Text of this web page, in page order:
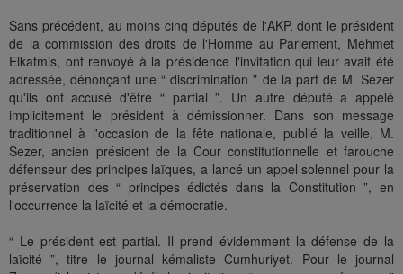
Sans précédent, au moins cinq députés de l'AKP, dont le président
de la commission des droits de l'Homme au Parlement, Mehmet
Elkatmis, ont renvoyé à la présidence l'invitation qui leur avait été
adressée, dénonçant une “ discrimination ” de la part de M. Sezer
qu'ils ont accusé d'être “ partial ”. Un autre député a appelé
implicitement le président à démissionner. Dans son message
traditionnel à l'occasion de la fête nationale, publié la veille, M.
Sezer, ancien président de la Cour constitutionnelle et farouche
défenseur des principes laïques, a lancé un appel solennel pour la
préservation des “ principes édictés dans la Constitution ”, en
l'occurrence la laïcité et la démocratie.
“ Le président est partial. Il prend évidemment la défense de la
laïcité ”, titre le journal kémaliste Cumhuriyet. Pour le journal